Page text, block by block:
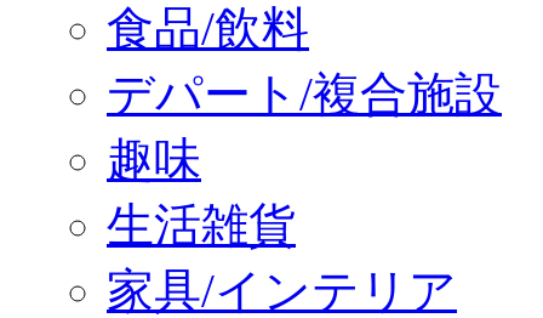
食品/飲料
デパート/複合施設
趣味
生活雑貨
家具/インテリア